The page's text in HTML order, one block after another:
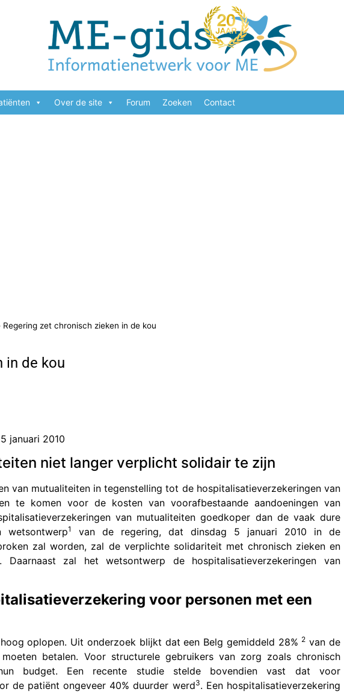
Over de site Forum Zoeken Contact
Regering zet chronisch zieken in de kou
in de kou
januari 2010
niet langer verplicht solidair te zijn
van mutualiteiten in tegenstelling tot de hospitalisatieverzekeringen van
te komen voor de kosten van voorafbestaande aandoeningen van
van mutualiteiten goedkoper dan de vaak dure
wetsontwerp1
van de regering, dat dinsdag 5 januari 2010 in de
zal worden, zal de verplichte solidariteit met chronisch zieken en
zal het wetsontwerp de hospitalisatieverzekeringen van
voor personen met een
oplopen. Uit onderzoek blijkt dat een Belg gemiddeld 28% 2 van de
betalen. Voor structurele gebruikers van zorg zoals chronisch
budget. Een recente studie stelde bovendien vast dat voor
de patiënt ongeveer 40% duurder werd3. Een hospitalisatieverzekering